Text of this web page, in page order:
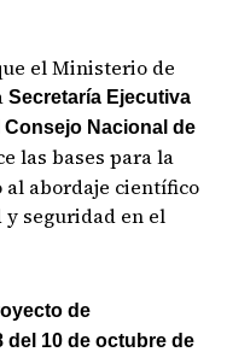
el Ministerio de
Secretaría Ejecutiva
Nacional de
las bases para la
al abordaje científico
seguridad en el
de
del 10 de octubre de